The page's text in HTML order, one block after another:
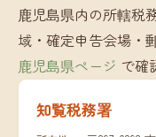
鹿児島県内の所轄税
域・確定申告会場・
鹿児島県ページ で確
知覧税務署